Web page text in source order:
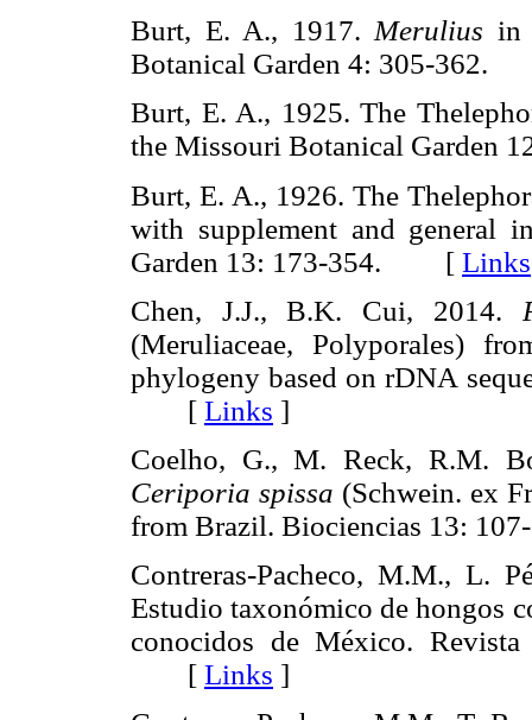
Burt, E. A., 1917. Merulius in
Botanical Garden 4: 305-
Burt, E. A., 1925. The
the Missouri Botanical
Burt, E. A., 1926. The
with supplement and general
Garden 13: 173-354. [ Links
Chen, J.J., B.K. Cui, 2014.
(Meruliaceae, Polyporales)
phylogeny based on rDNA
[ Links ]
Coelho, G., M. Reck, R.M.
Ceriporia spissa (Schwein. ex
from Brazil. Biociencias 13:
Contreras-Pacheco, M.M., L.
Estudio taxonómico de hongos
conocidos de México.
[ Links ]